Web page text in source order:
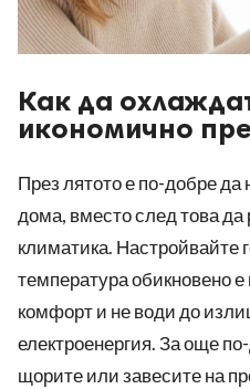
Как да
икономично
През лятото е по-добре да
дома, вместо след това да
климатика. Настройвайте
температура обикновено
комфорт и не води до
електроенергия. За още
щорите или завесите на